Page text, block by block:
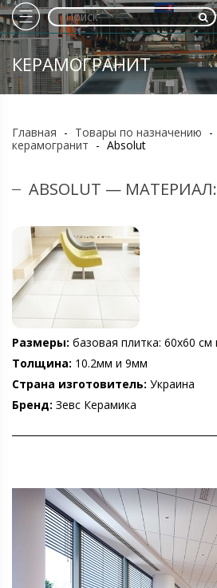
КЕРАМОГРАНИТ
Главная - Товары по назначению -
керамогранит - Absolut
ABSOLUT —
Размеры: базовая плитка: 60х60 см
Толщина: 10.2мм и 9мм
Страна изготовитель: Украина
Бренд: Зевс Керамика